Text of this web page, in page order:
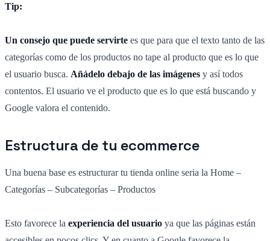
Tip:
Un consejo que puede servirte es que para que el texto tanto de las
categorías como de los productos no tape al producto que es lo que
el usuario busca. Añádelo debajo de las imágenes y así todos
contentos. El usuario ve el producto que es lo que está buscando y
Google valora el contenido.
Estructura de tu ecommerce
Una buena base es estructurar tu tienda online seria la Home –
Categorías – Subcategorías – Productos
Esto favorece la experiencia del usuario ya que las páginas están